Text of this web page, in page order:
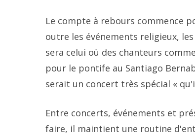
Le compte à rebours commence
outre les événements religieux,
sera celui où des chanteurs
pour le pontife au Santiago
serait un concert très spécial «
Entre concerts, événements et
faire, il maintient une routine